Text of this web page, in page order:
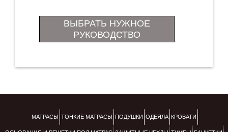
ВЫБРАТЬ НУЖНОЕ
РУКОВОДСТВО
МАТРАСЫ ТОНКИЕ МАТРАСЫ ПОДУШКИ ОДЕЯЛА КРОВАТИ